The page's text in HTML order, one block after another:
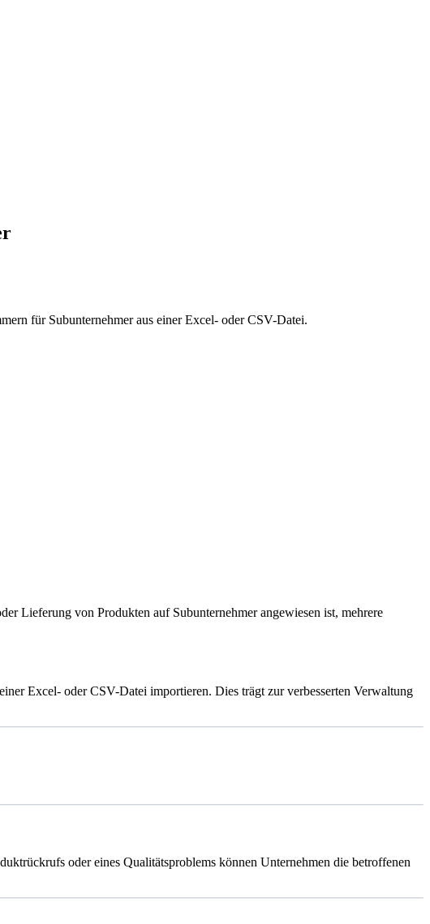
für Subunternehmer aus einer Excel- oder CSV-Datei.
Lieferung von Produkten auf Subunternehmer angewiesen ist, mehrere
Excel- oder CSV-Datei importieren. Dies trägt zur verbesserten Verwaltung
oder eines Qualitätsproblems können Unternehmen die betroffenen